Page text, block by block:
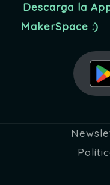
Descarga la
MakerSpace :)